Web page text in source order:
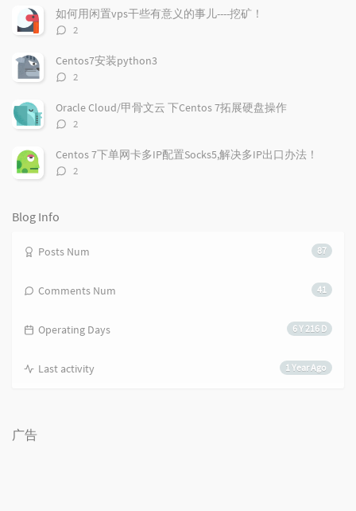
a
r
t
i
c
e
s
o
m
s
数：
如何用闲置vps干些有意义的事儿----挖矿！
评
数：
2
Centos7安装python3
评
数：
2
Oracle Cloud/甲骨文云 下Centos 7拓展硬盘操作
评
数：
2
Centos 7下单网卡多IP配置Socks5,解决多IP出口办法！
评
2
Blog Info
87
Posts Num
41
Comments Num
6 Y 216 D
Operating Days
1 Year Ago
Last activity
广告